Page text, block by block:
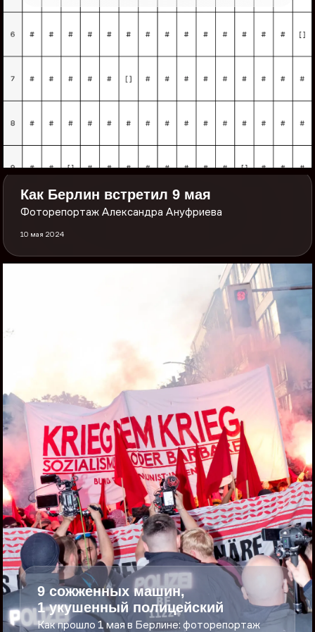
Как Берлин встретил 9 мая
Фоторепортаж Александра Ануфриева
10 мая 2024
9 сожженных машин,
1 укушенный полицейский
Как прошло 1 мая в Берлине: фоторепортаж